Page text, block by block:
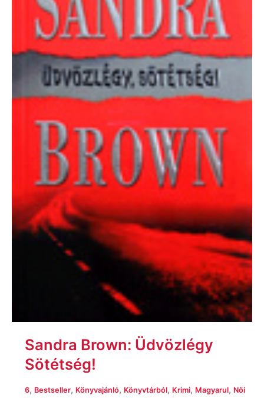
Sandra Brown: Üdvözlégy
Sötétség!
6, Bestseller, Könyvajánló, Könyvtárból, Krimi, Magyarul, Női